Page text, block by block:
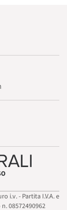
i.v. - Partita I.V.A. e
08572490962